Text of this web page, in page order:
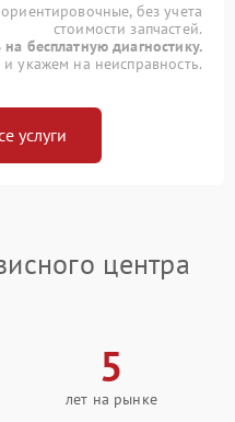
без учета
стоимости запчастей.
на бесплатную диагностику.
укажем на неисправность.
услуги
центра
5
лет на рынке